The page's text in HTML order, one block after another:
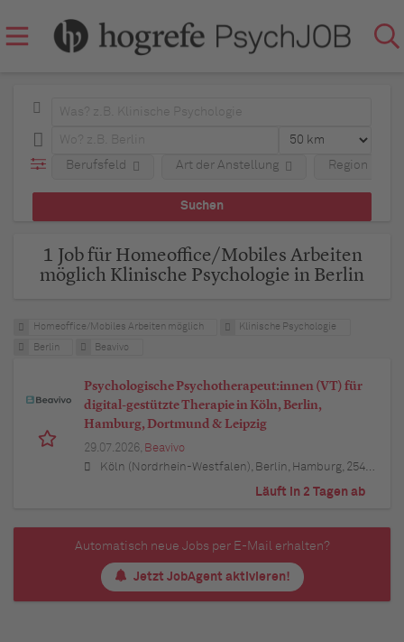
Berufsfeld Art der Anstellung Region
1 Job für Homeoffice/Mobiles Arbeiten
möglich Klinische Psychologie in Berlin
Homeoffice/Mobiles Arbeiten möglich Klinische Psychologie
Berlin Beavivo
Psychologische Psychotherapeut:innen (VT) für
digital-gestützte Therapie in Köln, Berlin,
Hamburg, Dortmund & Leipzig
29.07.2026, Beavivo
Köln (Nordrhein-Westfalen), Berlin, Hamburg, 25421 Pinneberg (Schleswig-Holstein), Wedel (Schleswig-Holstein), Elmshorn (Schleswig-Holstein), 25451 Quickborn (Schleswig-Holstein), 24568 Kaltenkirchen (Schleswig-Holstein), 25436 Uetersen (Schleswig-Holstein), Ahrensburg (Schleswig-Holstein), 22941 Bargteheide (Schleswig-Holstein), 21465 Reinbek (Schleswig-Holstein), 21614 Buxtehude (Niedersachsen), Stade (Niedersachsen), 21244 Buchholz in der Nordheide (Niedersachsen), 21423 Winsen (Luhe) (Niedersachsen), Seevetal (Niedersachsen), Lüneburg (Niedersachsen), Potsdam (Brandenburg), Bernau bei Berlin (Brandenburg), 14974 Ludwigsfelde (Brandenburg), Falkensee (Brandenburg), Königs Wusterhausen (Brandenburg), Bonn (Nordrhein-Westfalen), Düsseldorf (Nordrhein-Westfalen), Leverkusen (Nordrhein-Westfalen), Bergisch Gladbach (Nordrhein-Westfalen), 53721 Siegburg (Nordrhein-Westfalen), 50259 Pulheim (Nordrhein-Westfalen), 50226 Frechen (Nordrhein-Westfalen), 53332 Bornheim (Nordrhein-Westfalen), 50389 Wesseling (Nordrhein-Westfalen), Hürth (Nordrhein-Westfalen), 50321 Brühl (Nordrhein-Westfalen)
Läuft in 2 Tagen ab
Automatisch neue Jobs per E-Mail erhalten?
Jetzt JobAgent aktivieren!